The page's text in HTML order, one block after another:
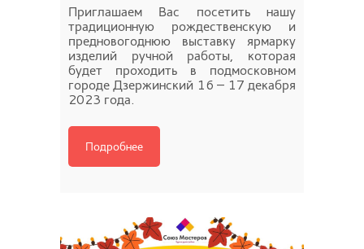
Приглашаем Вас посетить нашу
традиционную рождественскую и
предновогоднюю выставку ярмарку
изделий ручной работы, которая
будет проходить в подмосковном
городе Дзержинский 16 – 17 декабря
2023 года.
Подробнее